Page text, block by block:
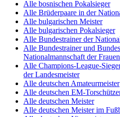
Alle bosnischen Pokalsieger
Alle Brüderpaare in der
Alle bulgarischen Meister
Alle bulgarischen Pokalsieger
Alle Bundestrainer der
Alle Bundestrainer und
Nationalmannschaft der Frauen
Alle Champions-League-
der Landesmeister
Alle deutschen Amateurmeister
Alle deutschen EM-
Alle deutschen Meister
Alle deutschen Meister im